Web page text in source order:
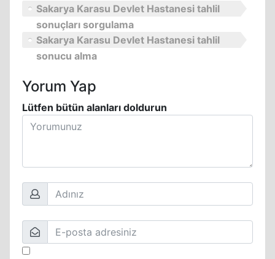
Sakarya Karasu Devlet Hastanesi tahlil
sonuçları sorgulama
Sakarya Karasu Devlet Hastanesi tahlil
sonucu alma
Yorum Yap
Lütfen bütün alanları doldurun